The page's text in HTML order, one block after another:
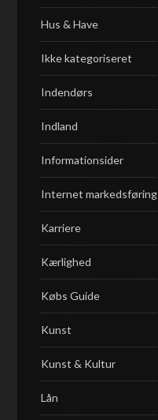
Hus & Have
Ikke kategoriseret
Indendørs
Indland
Informationsider
Internet markedsføring
Karriere
Kærlighed
Købs Guide
Kunst
Kunst & Kultur
Lån